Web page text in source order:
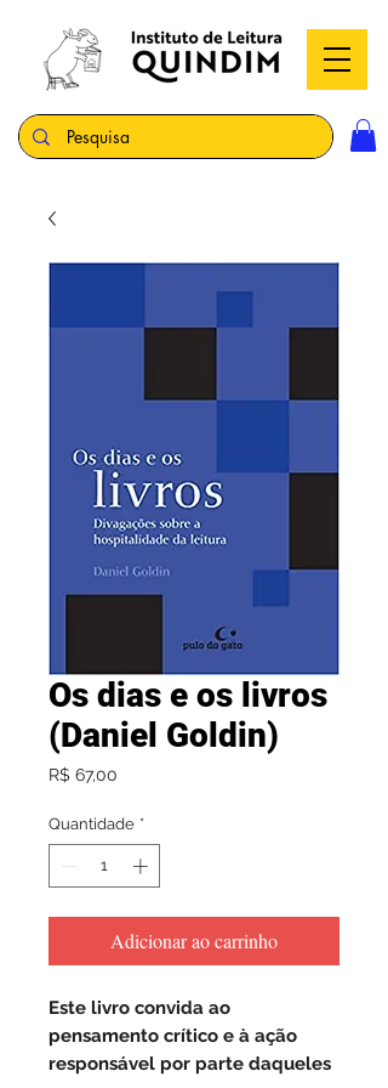
Os dias e os livros
(Daniel Goldin)
R$ 67,00
Quantidade *
Adicionar ao carrinho
Este livro convida ao
pensamento crítico e à ação
responsável por parte daqueles